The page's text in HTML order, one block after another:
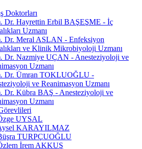
Doktorları
Dr. Hayrettin Erbil BAŞEŞME - İç
Uzmanı
Dr. Meral ASLAN - Enfeksiyon
ve Klinik Mikrobiyoloji Uzmanı
Dr. Nazmiye UÇAN - Anesteziyoloji ve
Uzmanı
Dr. Ümran TOKLUOĞLU -
ve Reanimasyon Uzmanı
Dr. Kübra BAŞ - Anesteziyoloji ve
Uzmanı
UYSAL
KARAYILMAZ
TURPÇUOĞLU
İrem AKKUŞ